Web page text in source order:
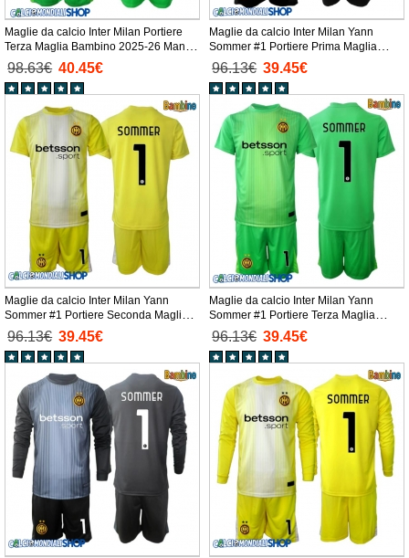
Maglie da calcio Inter Milan Portiere
Terza Maglia Bambino 2025-26 Manica
Lunga + Pantaloni corti)
98.63€ 40.45€
Maglie da calcio Inter Milan Yann
Sommer #1 Portiere Prima Maglia
Bambino 2025-26 Manica Corta +
Pantaloni corti)
96.13€ 39.45€
Maglie da calcio Inter Milan Yann
Sommer #1 Portiere Seconda Maglia
Bambino 2025-26 Manica Corta +
Pantaloni corti)
96.13€ 39.45€
Maglie da calcio Inter Milan Yann
Sommer #1 Portiere Terza Maglia
Bambino 2025-26 Manica Corta +
Pantaloni corti)
96.13€ 39.45€